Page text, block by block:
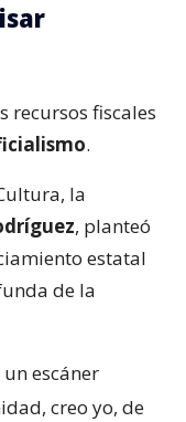
recursos fiscales
.
la
, planteó
estatal
de la
escáner
creo yo, de